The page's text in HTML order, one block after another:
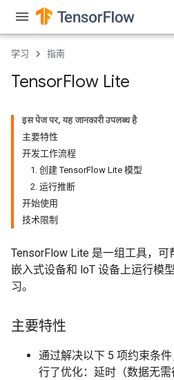
学习 指南
TensorFlow Lite
इस पेज पर, यह जानकारी उपलब्ध है
主要特性
开发工作流程
1. 创建 TensorFlow Lite 模型
2. 运行推断
开始使用
技术限制
TensorFlow Lite 是一组工具，可
嵌入式设备和 loT 设备上运行模
习。
主要特性
通过解决以下 5 项约束条
行了优化：延时（数据无